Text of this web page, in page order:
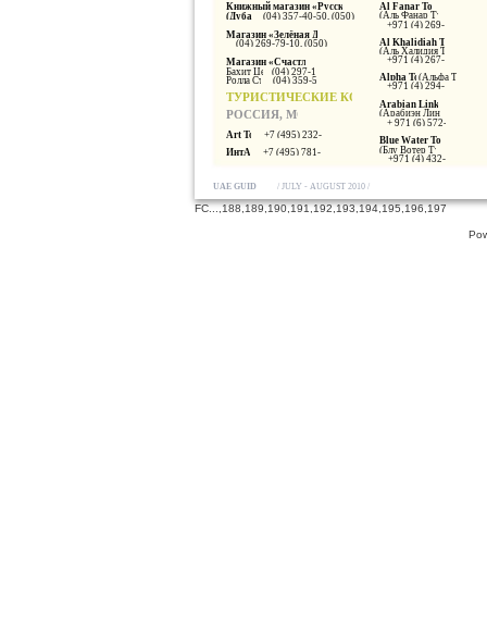
UAE GUIDE / JULY - AUGUST 2010 /
Книжный магазин «Русская книга»
(Дубай)
(04) 357-40-50, (050) 626-30-19
Магазин «Зелёная Долина»
(04) 269-79-10, (050) 788-47-84
Магазин «Счастливчик»
Бахит Центр(04) 297-11-18
Ролла Стрит(04) 359-51-59
ТУРИСТИЧЕСКИЕ КОМПАНИИ
РОССИЯ, МОСКВА
Art Tour +7 (495) 232-31-13
ИнтАэр
+7 (495) 781-00-82
Al Fanar Tourism
(Аль Фанар Туризм)
+971 (4) 269-98-58
Al Khalidiah Tourism
(Аль Халидия Туризм)
+971 (4) 267-76-51
Alpha Tours(Альфа Турз)
+971 (4) 294-98-88
Arabian Link Tours
(Арабиэн Линк Турз)
+ 971 (6) 572-66-66
Blue Water Tourism
(Блу Вотер Туризм)
+971 (4) 432-95-50
FC...,188,189,190,191,192,193,194,195,196,197